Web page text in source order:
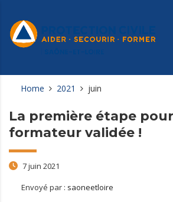
Home 2021 juin
La première étape
formateur validée !
7 juin 2021
Envoyé par : saoneetloire